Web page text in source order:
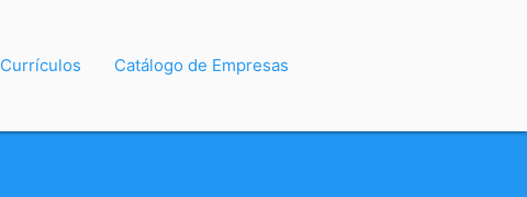
Currículos Catálogo de Empresas